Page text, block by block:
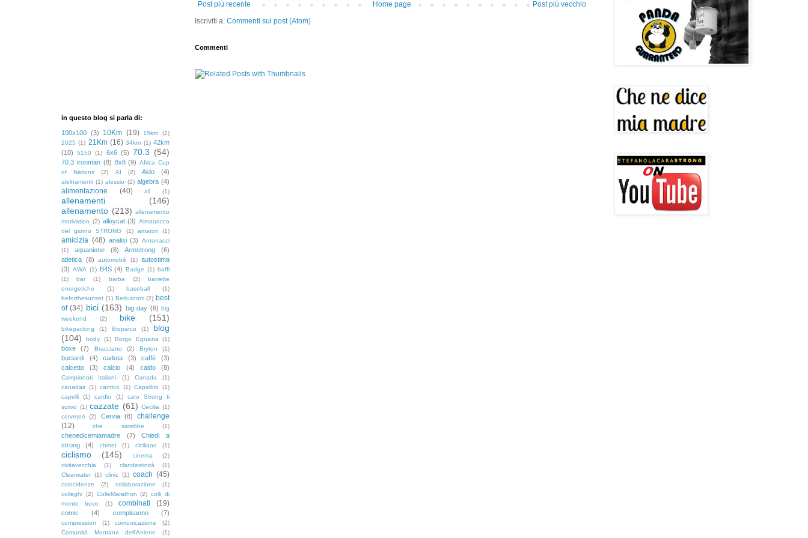
Post più recente Post più vecchio
Home page
Iscriviti a: Commenti sul post (Atom)
Commenti
in questo blog si parla di:
100x100 (3) 10Km (19) 15km
(2)
2025 (1) 21Km (16) 34km (1) 42km
(10)
5150 (1) 6x6 (5) 70.3 (54)
70.3 ironman (8) 8x8 (9) Africa Cup
of Nations
(2) AI (2) Aldo (4)
alelnamenti (1) alessio (2) algebra (4)
alimentazione (40) all (1)
allenamenti
(146)
allenamento (213) allenamento
motivation (2) alleycat (3) Almanacco
del giorno STRONG
(1) amatori (1)
amicizia (48) analisi (3)
Antonacci
(1)
aquaniene (8) Armstrong
(6)
atletica (8) automobili (1) autostima
(3) AWA (1) B4S (4) Badge (1) baffi
(1)
bar (1) barba (2)
barrette
energetiche
(1) baseball
(1)
beforthesunset (1) Berlusconi (2) best
of (34) bici (163) big day (6) big
weekend
(2) bike (151)
bikepacking (1) Bioparco (1)
blog
(104)
body (1) Borgo Egnazia (1)
boxe (7) Bracciano (2) Bryton (1)
buciardi (4) caduta (3) caffè
(3)
calcetto
(3) calcio (4) caldo (8)
Campionati Italiani (1) Canada
(1)
canadair (1) cantico (1) Capalbio
(1)
capelli
(1) cardio (1)
caro Strong ti
scrivo (1) cazzate (61) Cecilia (1)
cerveteri
(2) Cervia (8)
challenge
(12)
che sarebbe (1)
chenedicemiamadre (7)
Chiedi a
strong
(4) chmet (1) ciciliano (1)
ciclismo (145) cinema
(2)
civitavecchia
(1) clandestinità
(1)
Clearwater (1) clinic (1) coach (45)
coincidenze (2) collaborazione
(1)
colleghi (2) ColleMarathon (2) colli di
monte bove
(1) combinati (19)
comic (4) compleanno (7)
compression (1) comunicazione
(2)
Comunità Montana dell'Aniene
(1)